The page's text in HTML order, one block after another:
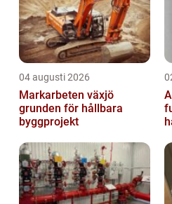
04 augusti 2026
Markarbeten växjö
grunden för hållbara
byggprojekt